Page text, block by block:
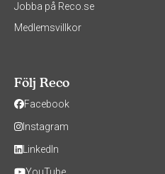
Jobba på Reco.se
Medlemsvillkor
Följ Reco
Facebook
Instagram
LinkedIn